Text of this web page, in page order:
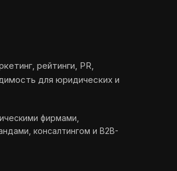
рейтинги, PR,
для юридических и
фирмами,
консалтингом и B2B-